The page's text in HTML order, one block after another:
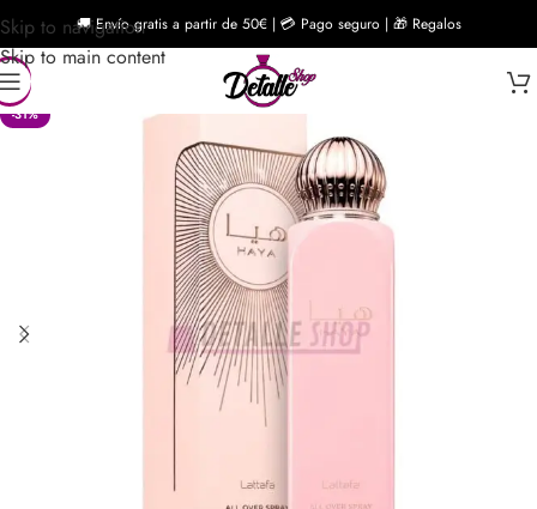
Skip to navigation
Skip to main content
🚚 Envío gratis a partir de 50€ | 💳 Pago seguro | 🎁 Regalos
-31%